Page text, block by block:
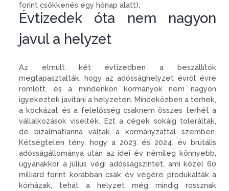
forint csökkenés egy hónap alatt);
Évtizedek óta nem nagyon
javul a helyzet
Az elmúlt két évtizedben a beszállítók
megtapasztalták, hogy az adóssághelyzet évről évre
romlott, és a mindenkori kormányok nem nagyon
igyekeztek javítani a helyzeten. Mindeközben a terhek,
a kockázat és a felelősség csaknem összes terhét a
vállalkozások viselték. Ezt a cégek sokáig tolerálták,
de bizalmatlanná váltak a kormányzattal szemben.
Kétségtelen tény, hogy a 2023. és 2024. év brutális
adósságállománya után az idei év némileg könnyebb,
ugyanakkor a július végi adósságszintet, ami közel 60
milliárd forint korábban csak év végére produkálták a
kórházak, tehát a helyzet még mindig rossznak